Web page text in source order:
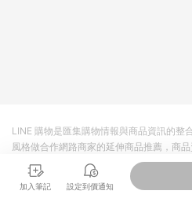
加入筆記 設定到價通知
LINE 購物是匯集購物情報與商品資訊的整
風格做合作網路商家的延伸商品推薦，商
商品至各合作網路商家，確認現售價與購
準。